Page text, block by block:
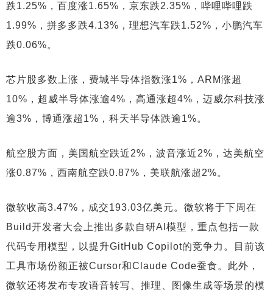
跌1.25%，百度涨1.65%，京东跌2.35%，哔哩哔哩跌
1.99%，拼多多跌4.13%，理想汽车跌1.52%，小鹏汽车
跌0.06%。
芯片股多数上涨，费城半导体指数涨1%，ARM涨超
10%，超威半导体涨逾4%，高通涨超4%，迈威尔科技涨
逾3%，博通涨超1%，科天半导体跌逾1%。
航空股方面，美国航空跌近2%，波音涨近2%，达美航空
涨0.87%，西南航空跌0.87%，美联航涨超2%。
微软收高3.47%，成交193.03亿美元。微软将于下周在
Build开发者大会上推出多款自研AI模型，重点包括一款
代码专用模型，以提升GitHub Copilot的竞争力。目前该
工具市场份额正被Cursor和Claude Code蚕食。此外，
微软还将发布专攻语音转写、推理、图像生成等场景的模